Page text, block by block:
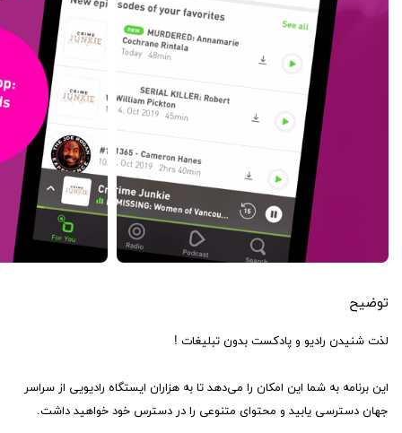
توضیح
لذت شنیدن رادیو و پادکست بدون تبلیغات !
این برنامه به شما این امکان را می‌دهد تا به هزاران ایستگاه رادیویی از سراسر
جهان دسترسی یابید و محتوای متنوعی را در دسترس خود خواهید داشت.